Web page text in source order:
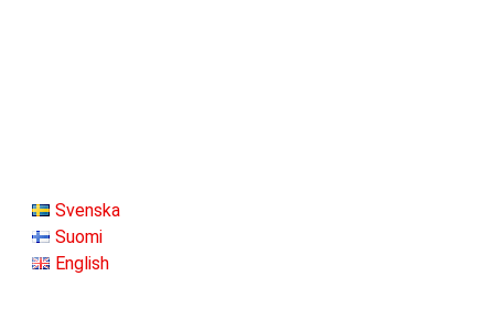
Svenska
Suomi
English